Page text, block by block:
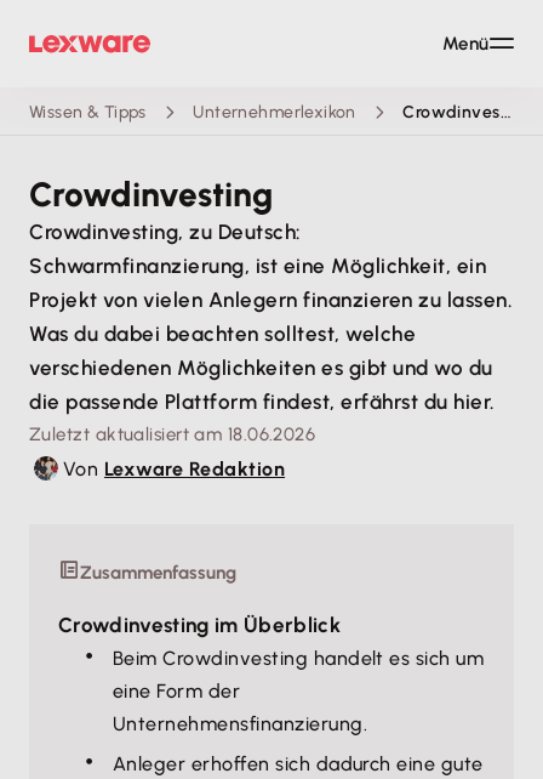
Wissen & Tipps Unternehmerlexikon Crowdinvesting
Crowdinvesting
Crowdinvesting, zu Deutsch:
Schwarmfinanzierung, ist eine Möglichkeit, ein
Projekt von vielen Anlegern finanzieren zu lassen.
Was du dabei beachten solltest, welche
verschiedenen Möglichkeiten es gibt und wo du
die passende Plattform findest, erfährst du hier.
Zuletzt aktualisiert am 18.06.2026
Von Lexware Redaktion
Zusammenfassung
Crowdinvesting im Überblick
Beim Crowdinvesting handelt es sich um
eine Form der
Unternehmensfinanzierung.
Anleger erhoffen sich dadurch eine gute
Menü